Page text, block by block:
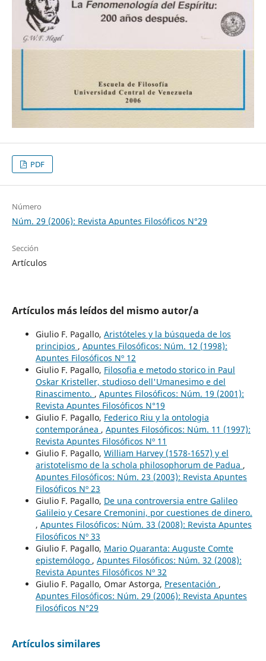
PDF
Número
Núm. 29 (2006): Revista Apuntes Filosóficos N°29
Sección
Artículos
Artículos más leídos del mismo autor/a
Giulio F. Pagallo, Aristóteles y la búsqueda de los
principios , Apuntes Filosóficos: Núm. 12 (1998):
Apuntes Filosóficos Nº 12
Giulio F. Pagallo, Filosofia e metodo storico in Paul
Oskar Kristeller, studioso dell'Umanesimo e del
Rinascimento. , Apuntes Filosóficos: Núm. 19 (2001):
Revista Apuntes Filosóficos N°19
Giulio F. Pagallo, Federico Riu y la ontologia
contemporánea , Apuntes Filosóficos: Núm. 11 (1997):
Revista Apuntes Filosóficos Nº 11
Giulio F. Pagallo, William Harvey (1578-1657) y el
aristotelismo de la schola philosophorum de Padua ,
Apuntes Filosóficos: Núm. 23 (2003): Revista Apuntes
Filosóficos Nº 23
Giulio F. Pagallo, De una controversia entre Galileo
Galileio y Cesare Cremonini, por cuestiones de dinero.
, Apuntes Filosóficos: Núm. 33 (2008): Revista Apuntes
Filosóficos Nº 33
Giulio F. Pagallo, Mario Quaranta: Auguste Comte
epistemólogo , Apuntes Filosóficos: Núm. 32 (2008):
Revista Apuntes Filosóficos Nº 32
Giulio F. Pagallo, Omar Astorga, Presentación ,
Apuntes Filosóficos: Núm. 29 (2006): Revista Apuntes
Filosóficos N°29
Artículos similares